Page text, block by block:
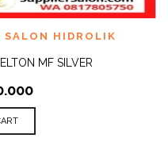
SALON HIDROLIK
MF SILVER